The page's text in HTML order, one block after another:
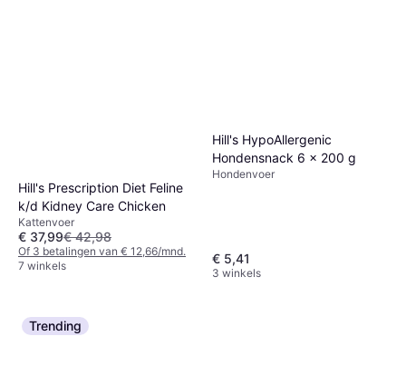
Hill's Prescription Diet Feline
k/d Kidney Care Chicken
Kattenvoer
€ 37,99€ 42,98
Of 3 betalingen van € 12,66/mnd.
7 winkels
Hill's HypoAllergenic
Hondensnack 6 x 200 g
Hondenvoer
€ 5,41
3 winkels
Trending